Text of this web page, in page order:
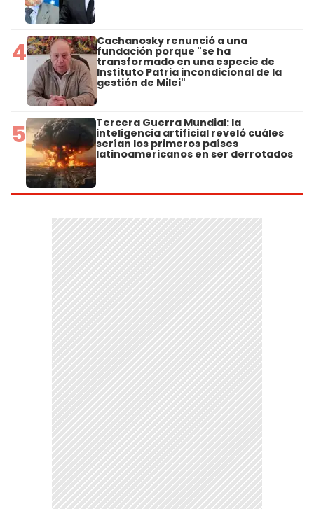
4 Cachanosky renunció a una
fundación porque "se ha
transformado en una especie de
Instituto Patria incondicional de la
gestión de Milei"
5 Tercera Guerra Mundial: la
inteligencia artificial reveló cuáles
serían los primeros países
latinoamericanos en ser derrotados